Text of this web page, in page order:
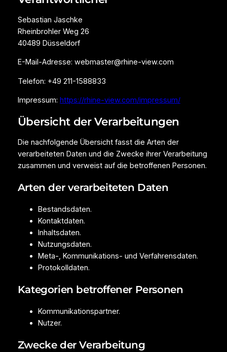
Sebastian Jaschke
Rheinbrohler Weg 26
40489 Düsseldorf
E-Mail-Adresse: webmaster@rhine-view.com
Telefon: +49 211-1588833
Impressum: https://rhine-view.com/impressum/
Übersicht der Verarbeitungen
Die nachfolgende Übersicht fasst die Arten der
verarbeiteten Daten und die Zwecke ihrer Verarbeitung
zusammen und verweist auf die betroffenen Personen.
Arten der verarbeiteten Daten
Bestandsdaten.
Kontaktdaten.
Inhaltsdaten.
Nutzungsdaten.
Meta-, Kommunikations- und Verfahrensdaten.
Protokolldaten.
Kategorien betroffener Personen
Kommunikationspartner.
Nutzer.
Zwecke der Verarbeitung